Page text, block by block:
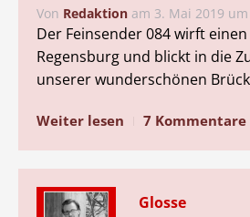
Von Redaktion am 3. Mai 2019
Der Feinsender 084 wirft
Regensburg und blickt in die
unserer wunderschönen
Weiter lesen 7 Kommentare
Glosse